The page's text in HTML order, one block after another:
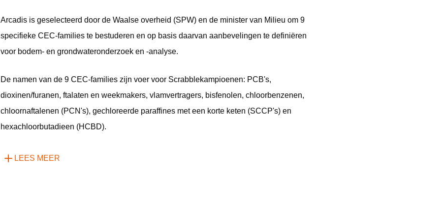
Arcadis is geselecteerd door de Waalse overheid (SPW) en de minister van Milieu om 9
specifieke CEC-families te bestuderen en op basis daarvan aanbevelingen te definiëren
voor bodem- en grondwateronderzoek en -analyse.
De namen van de 9 CEC-families zijn voer voor Scrabblekampioenen: PCB's,
dioxinen/furanen, ftalaten en weekmakers, vlamvertragers, bisfenolen, chloorbenzenen,
chloornaftalenen (PCN's), gechloreerde paraffines met een korte keten (SCCP's) en
hexachloorbutadieen (HCBD).
LEES MEER